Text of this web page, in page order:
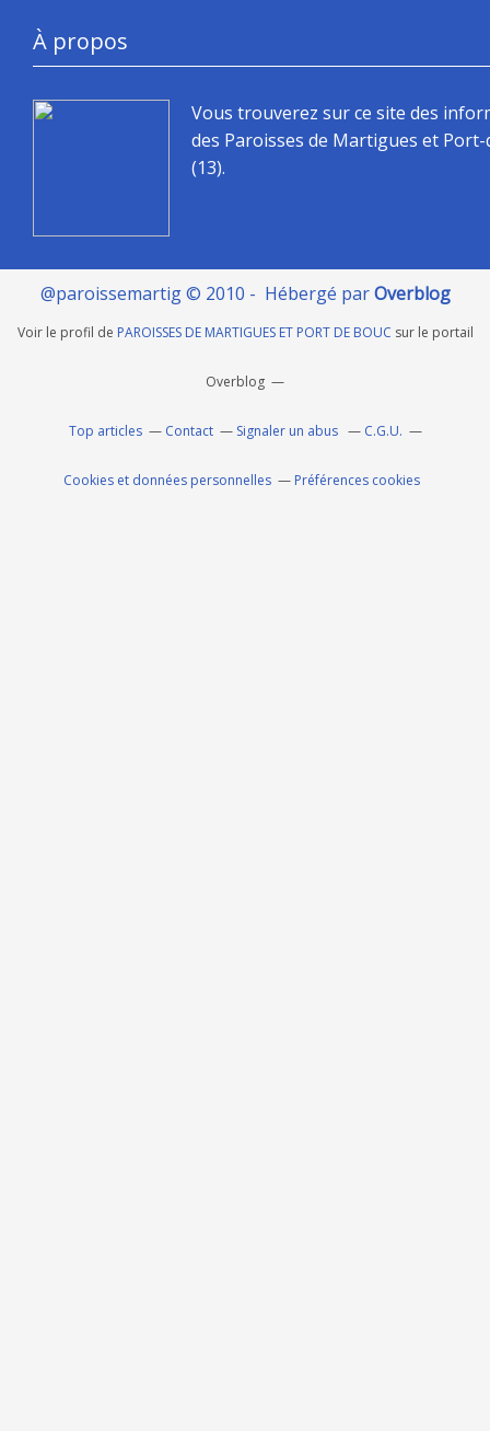
À propos
Vous trouverez sur ce site des
des Paroisses de Martigues et
(13).
@paroissemartig © 2010 - Hébergé parOverblog
Voir le profil de PAROISSES DE MARTIGUES ET PORT DE BOUC sur le portail
Overblog
Top articles Contact Signaler un abus C.G.U.
Cookies et données personnelles Préférences cookies